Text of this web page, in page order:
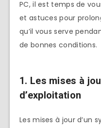
PC, il est temps de
et astuces pour
qu’il vous serve
de bonnes conditions.
1. Les mises à
d’exploitation
Les mises à jour d’un